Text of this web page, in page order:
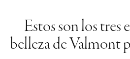
Estos son los tres
belleza de Valmont